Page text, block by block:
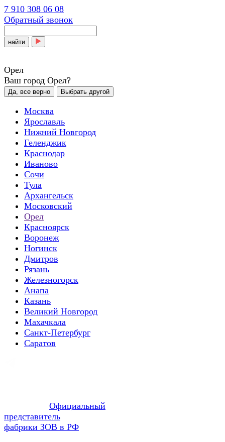
7 910 308 06 08
Обратный звонок
найти
Орел
Ваш город Орел?
Да, все верно Выбрать другой
Москва
Ярославль
Нижний Новгород
Геленджик
Краснодар
Иваново
Сочи
Тула
Архангельск
Московский
Орел
Красноярск
Воронеж
Ногинск
Дмитров
Рязань
Железногорск
Анапа
Казань
Великий Новгород
Махачкала
Санкт-Петербург
Саратов
Официальный
представитель
фабрики ЗОВ в РФ